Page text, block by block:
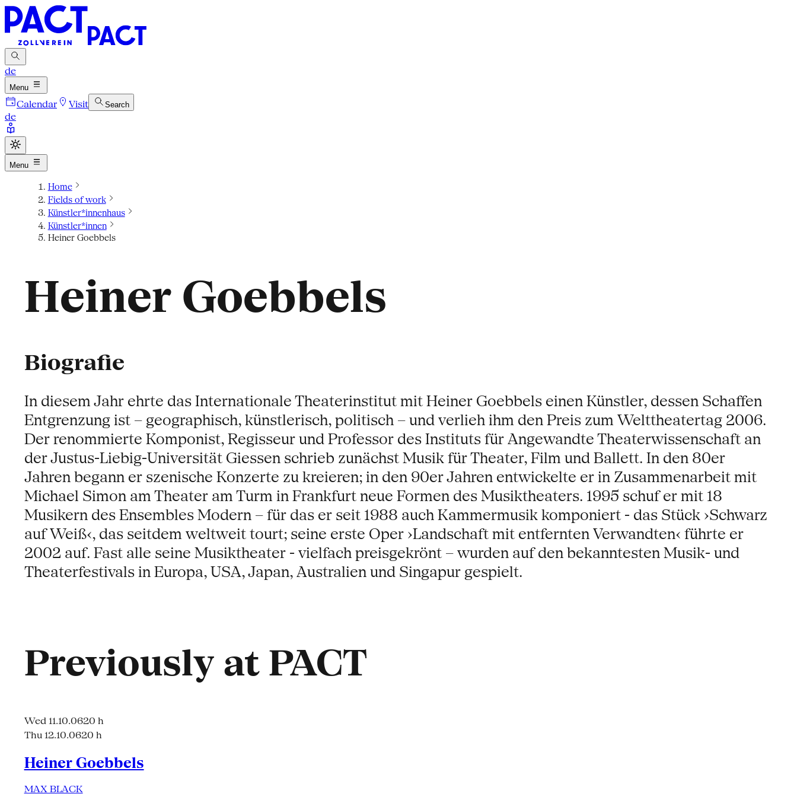
de
Menu
Calendar Visit Search
de
Menu
Home
Fields of work
Künstler*innenhaus
Künstler*innen
Heiner Goebbels
Heiner Goebbels
Biografie
In diesem Jahr ehrte das Internationale Theaterinstitut mit Heiner Goebbels einen Künstler, dessen Schaffen
Entgrenzung ist – geographisch, künstlerisch, politisch – und verlieh ihm den Preis zum Welttheatertag 2006.
Der renommierte Komponist, Regisseur und Professor des Instituts für Angewandte Theaterwissenschaft an
der Justus-Liebig-Universität Giessen schrieb zunächst Musik für Theater, Film und Ballett. In den 80er
Jahren begann er szenische Konzerte zu kreieren; in den 90er Jahren entwickelte er in Zusammenarbeit mit
Michael Simon am Theater am Turm in Frankfurt neue Formen des Musiktheaters. 1995 schuf er mit 18
Musikern des Ensembles Modern – für das er seit 1988 auch Kammermusik komponiert - das Stück ›Schwarz
auf Weiß‹, das seitdem weltweit tourt; seine erste Oper ›Landschaft mit entfernten Verwandten‹ führte er
2002 auf. Fast alle seine Musiktheater - vielfach preisgekrönt – wurden auf den bekanntesten Musik- und
Theaterfestivals in Europa, USA, Japan, Australien und Singapur gespielt.
Previously at PACT
Wed 11.10.0620 h
Thu 12.10.0620 h
Heiner Goebbels
MAX BLACK